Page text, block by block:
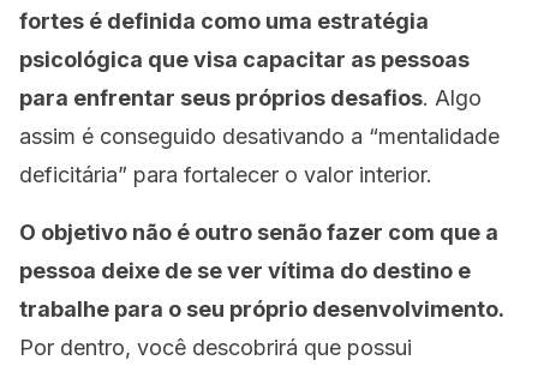
fortes é definida como uma estratégia
psicológica que visa capacitar as pessoas
para enfrentar seus próprios desafios. Algo
assim é conseguido desativando a “mentalidade
deficitária” para fortalecer o valor interior.
O objetivo não é outro senão fazer com que a
pessoa deixe de se ver vítima do destino e
trabalhe para o seu próprio desenvolvimento.
Por dentro, você descobrirá que possui